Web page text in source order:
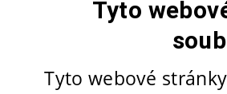
Tyto
Tyto webové